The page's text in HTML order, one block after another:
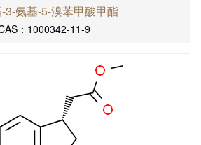
3-氨基-5-溴苯甲酸甲酯
：1000342-11-9